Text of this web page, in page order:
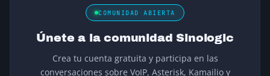
COMUNIDAD ABIERTA
Únete a la comunidad Sinologic
Crea tu cuenta gratuita y participa en las
conversaciones sobre VoIP, Asterisk, Kamailio y